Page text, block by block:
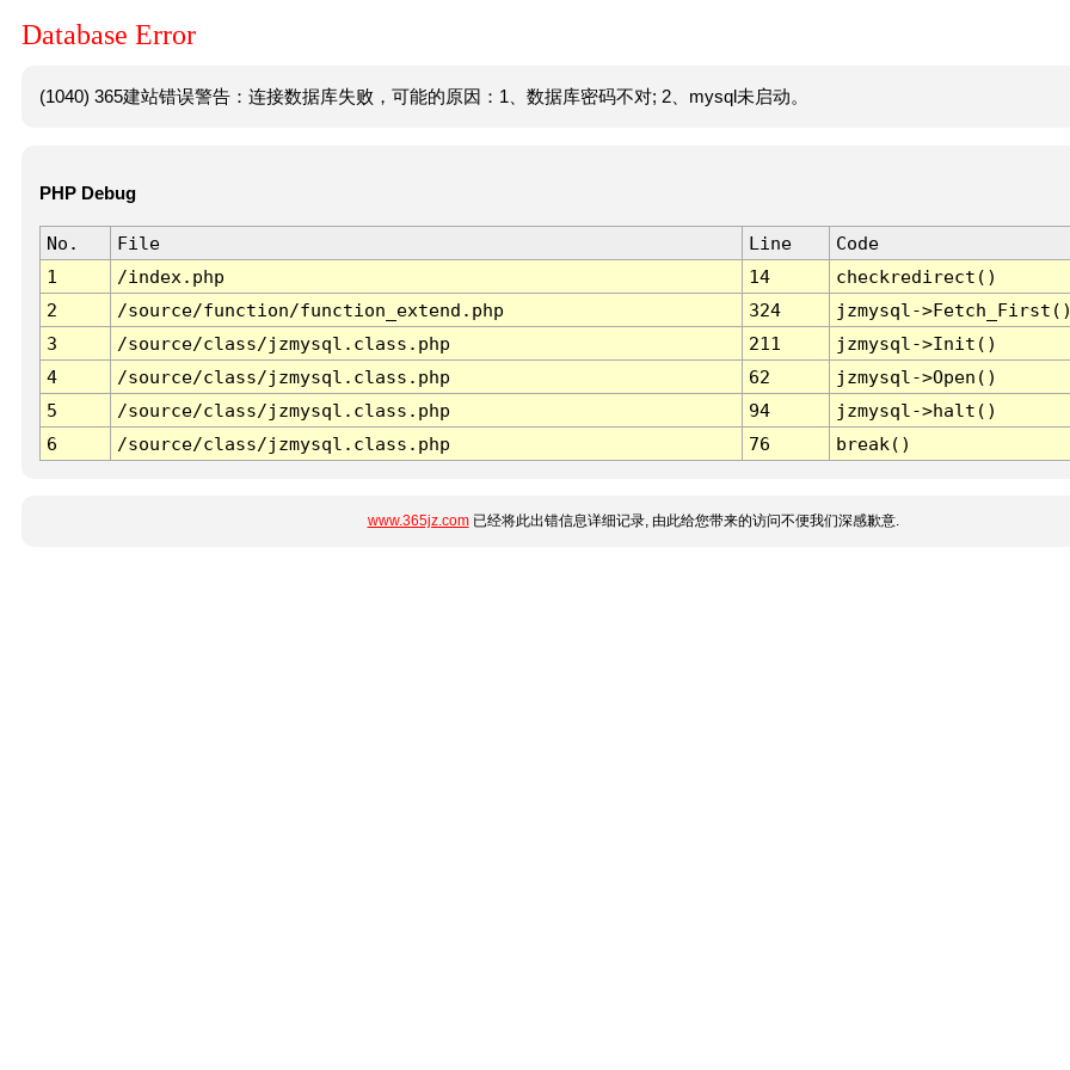
Database Error
(1040) 365建站错误警告：连接数据库失败，可能的原因：1、数据库密码不对; 2、mysql未启动。
PHP Debug
No. File Line
Code
1
/index.php 14
checkredirect()
2
/source/function/function_extend.php 324
jzmysql-
3
/source/class/jzmysql.class.php 211
jzmysql->Init()
4
/source/class/jzmysql.class.php 62
jzmysql->Open()
5
/source/class/jzmysql.class.php 94
jzmysql->halt()
6
/source/class/jzmysql.class.php 76 break()
www.365jz.com已经将此出错信息详细记录, 由此给您带来的访问不便我们深感歉意.